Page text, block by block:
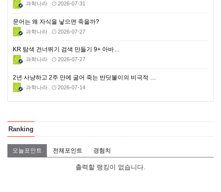
과학나라 2026-07-31
문어는 왜 자식을 낳으면 죽을까?
과학나라 2026-07-27
KR 탐색 건너뛰기 검색 만들기 9+ 아바…
과학나라 2026-07-27
2년 사냥하고 2주 만에 굶어 죽는 반딧불이의 비극적 …
과학나라 2026-07-14
Ranking
오늘포인트 전체포인트 경험치
출력할 랭킹이 없습니다.